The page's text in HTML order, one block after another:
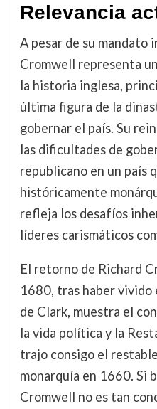
Relevancia
A pesar de su mandato
Cromwell representa
la historia inglesa,
última figura de la
gobernar el país. Su
las dificultades de
republicano en un país
históricamente
refleja los desafíos
líderes carismáticos
El retorno de Richard
1680, tras haber vivido
de Clark, muestra el
la vida política y la
trajo consigo el
monarquía en 1660. Si
Cromwell no es tan